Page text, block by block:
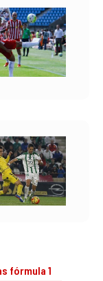
fórmula 1